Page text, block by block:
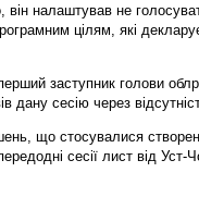
налаштував не
цілям, які
заступник голови
дану сесію через
що стосувалися
сесії лист від Уст-